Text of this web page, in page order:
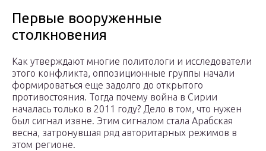
Первые вооруженные
столкновения
Как утверждают многие политологи и исследователи
этого конфликта, оппозиционные группы начали
формироваться еще задолго до открытого
противостояния. Тогда почему война в Сирии
началась только в 2011 году? Дело в том, что нужен
был сигнал извне. Этим сигналом стала Арабская
весна, затронувшая ряд авторитарных режимов в
этом регионе.